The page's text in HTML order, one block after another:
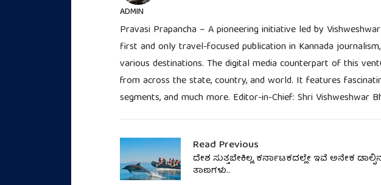
ADMIN
Pravasi Prapancha – A pioneering initiative led by
first and only travel-focused publication in Kannada
various destinations. The digital media counterpart of this
from across the state, country, and world. It features
segments, and much more. Editor-in-Chief: Shri Vishweshwar
Read Previous
ದೇಶ ಸುತ್ತಬೇಕಿಲ್ಲ, ಕರ್ನಾಟಕದಲ್ಲೇ ಇವೆ ಅನೇಕ
ತಾಣಗಳು..